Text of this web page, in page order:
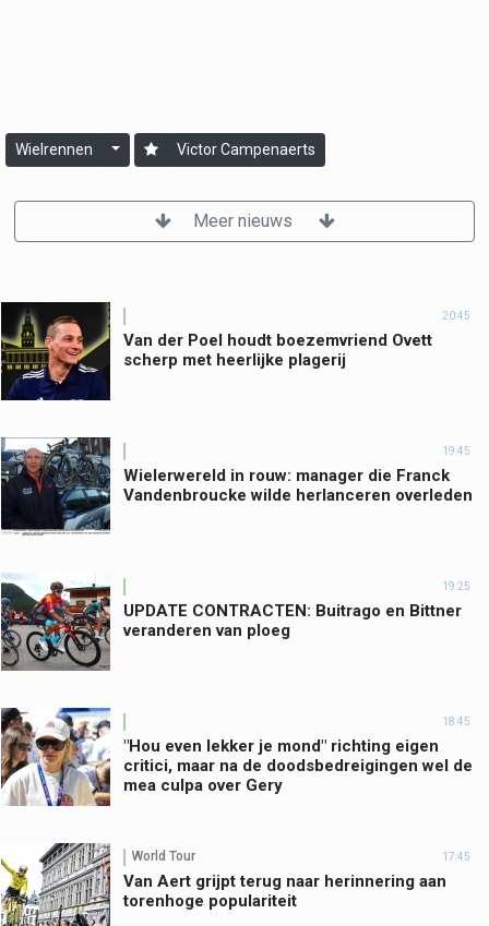
Wielrennen Victor Campenaerts
Meer nieuws
20:45
Van der Poel houdt boezemvriend Ovett
scherp met heerlijke plagerij
19:45
Wielerwereld in rouw: manager die Franck
Vandenbroucke wilde herlanceren overleden
19:25
UPDATE CONTRACTEN: Buitrago en Bittner
veranderen van ploeg
18:45
"Hou even lekker je mond" richting eigen
critici, maar na de doodsbedreigingen wel de
mea culpa over Gery
World Tour 17:45
Van Aert grijpt terug naar herinnering aan
torenhoge populariteit